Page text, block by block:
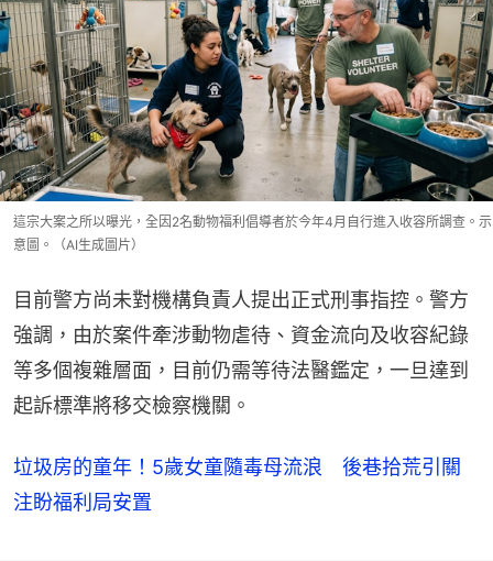
這宗大案之所以曝光，全因2名動物福利倡導者於今年4月自行進入收容所調查。示
意圖。（AI生成圖片）
目前警方尚未對機構負責人提出正式刑事指控。警方
強調，由於案件牽涉動物虐待、資金流向及收容紀錄
等多個複雜層面，目前仍需等待法醫鑑定，一旦達到
起訴標準將移交檢察機關。
垃圾房的童年！5歲女童隨毒母流浪 後巷拾荒引關
注盼福利局安置